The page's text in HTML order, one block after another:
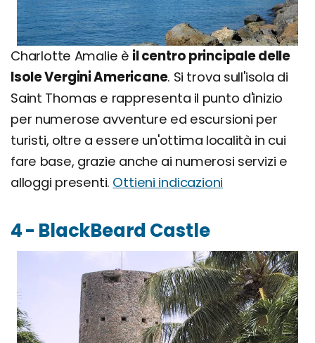
Charlotte Amalie è il centro principale delle
Isole Vergini Americane. Si trova sull'isola di
Saint Thomas e rappresenta il punto d'inizio
per numerose avventure ed escursioni per
turisti, oltre a essere un'ottima località in cui
fare base, grazie anche ai numerosi servizi e
alloggi presenti. Ottieni indicazioni
4 - BlackBeard Castle